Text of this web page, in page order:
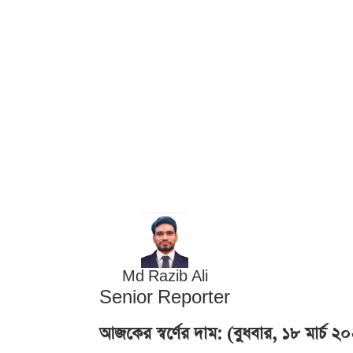
Md Razib Ali
Senior Reporter
আজকের স্বর্ণের দাম: (বুধবার, ১৮ মার্চ